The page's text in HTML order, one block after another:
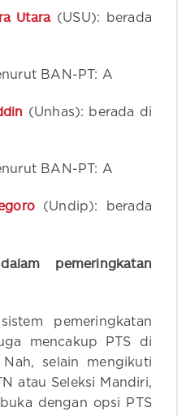
Utara(USU): berada
BAN-PT: A
(Unhas): berada di
BAN-PT: A
(Undip): berada
pemeringkatan
pemeringkatan
mencakup PTS di
Nah, selain mengikuti
atau Seleksi Mandiri,
dengan opsi PTS